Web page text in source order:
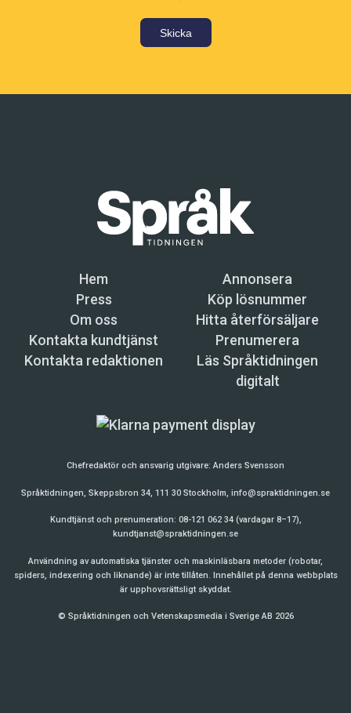
Skicka
Hem
Annonsera
Press
Köp lösnummer
Om oss
Hitta återförsäljare
Kontakta kundtjänst
Prenumerera
Kontakta redaktionen
Läs Språktidningen
digitalt
Chefredaktör och ansvarig utgivare:Anders Svensson
Språktidningen, Skeppsbron 34, 111 30 Stockholm, info@spraktidningen.se
Kundtjänst och prenumeration: 08-121 062 34 (vardagar 8–17),
kundtjanst@spraktidningen.se
Användning av automatiska tjänster och maskinläsbara metoder (robotar,
spiders, indexering och liknande) är inte tillåten. Innehållet på denna webbplats
är upphovsrättsligt skyddat.
© Språktidningen och Vetenskapsmedia i Sverige AB 2026